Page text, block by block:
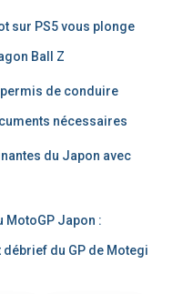
sur PS5 vous plonge
Ball Z
de conduire
nécessaires
du Japon avec
MotoGP Japon :
du GP de Motegi